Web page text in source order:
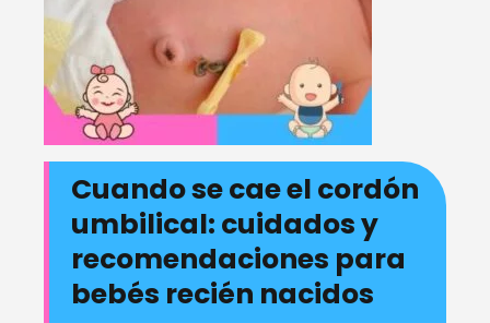
Cuando se cae el cordón
umbilical: cuidados y
recomendaciones para
bebés recién nacidos